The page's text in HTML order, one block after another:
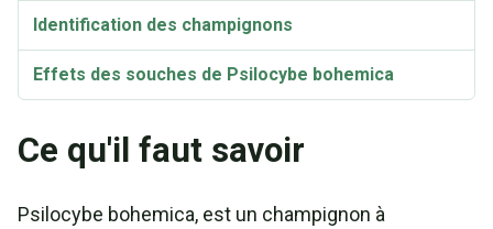
Identification des champignons
Effets des souches de Psilocybe bohemica
Ce qu'il faut savoir
Psilocybe bohemica, est un champignon à